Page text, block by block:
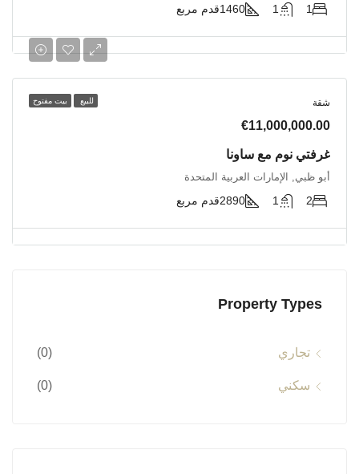
1
1
1460قدم مربع
للبيع بيت مفتوح شقة
€11,000,000.00
غرفتي نوم مع ساونا
أبو ظبي, الإمارات العربية المتحدة
2
1
2890قدم مربع
Property Types
تجاري (0)
سكني (0)